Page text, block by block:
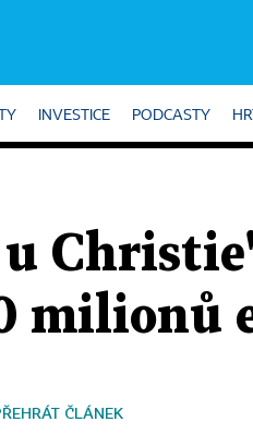
INVESTICE PODCASTY
milionů
ČLÁNEK